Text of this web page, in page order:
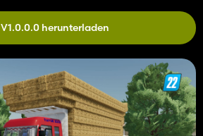
V1.0.0.0 herunterladen